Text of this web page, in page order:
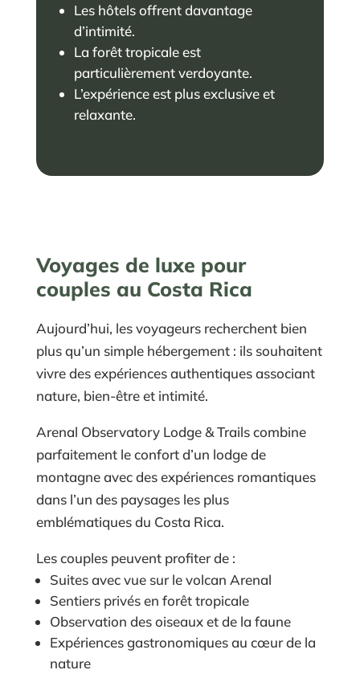
Les hôtels offrent davantage
d’intimité.
La forêt tropicale est
particulièrement verdoyante.
L’expérience est plus exclusive et
relaxante.
Voyages de luxe pour
couples au Costa Rica
Aujourd’hui, les voyageurs recherchent bien
plus qu’un simple hébergement : ils souhaitent
vivre des expériences authentiques associant
nature, bien-être et intimité.
Arenal Observatory Lodge & Trails combine
parfaitement le confort d’un lodge de
montagne avec des expériences romantiques
dans l’un des paysages les plus
emblématiques du Costa Rica.
Les couples peuvent profiter de :
Suites avec vue sur le volcan Arenal
Sentiers privés en forêt tropicale
Observation des oiseaux et de la faune
Expériences gastronomiques au cœur de la
nature